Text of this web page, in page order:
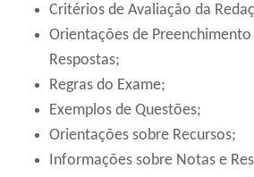
Critérios de Avaliação da
Orientações de
Respostas;
Regras do Exame;
Exemplos de Questões;
Orientações sobre Recursos;
Informações sobre Notas e